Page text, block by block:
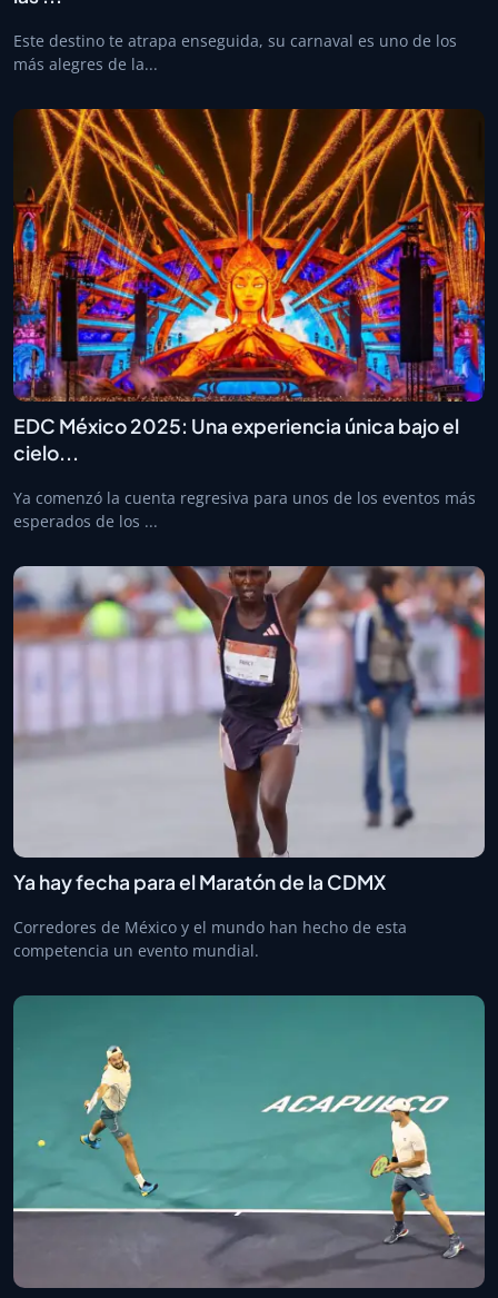
Este destino te atrapa enseguida, su carnaval es uno de los
más alegres de la...
EDC México 2025: Una experiencia única bajo el
cielo...
Ya comenzó la cuenta regresiva para unos de los eventos más
esperados de los ...
Ya hay fecha para el Maratón de la CDMX
Corredores de México y el mundo han hecho de esta
competencia un evento mundial.